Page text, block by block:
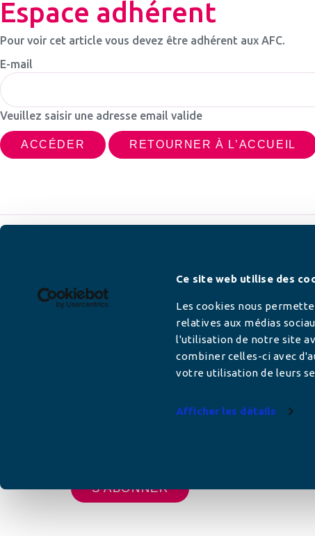
Ce site web utilise des
Les cookies nous
relatives aux médias
l'utilisation de notre site
combiner celles-ci avec
votre utilisation de leurs
Afficher les détails
Espace adhérent
Pour voir cet article vous devez être adhérent aux AFC.
E-mail
Veuillez saisir une adresse email valide
RETOURNER À L’ACCUEIL
Newsletter